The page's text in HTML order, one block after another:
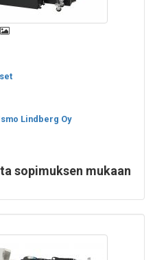
Lindberg Oy
sopimuksen mukaan